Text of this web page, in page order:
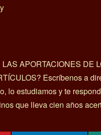
APORTACIONES DE
Escríbenos a
lo estudiamos y te
que lleva cien años